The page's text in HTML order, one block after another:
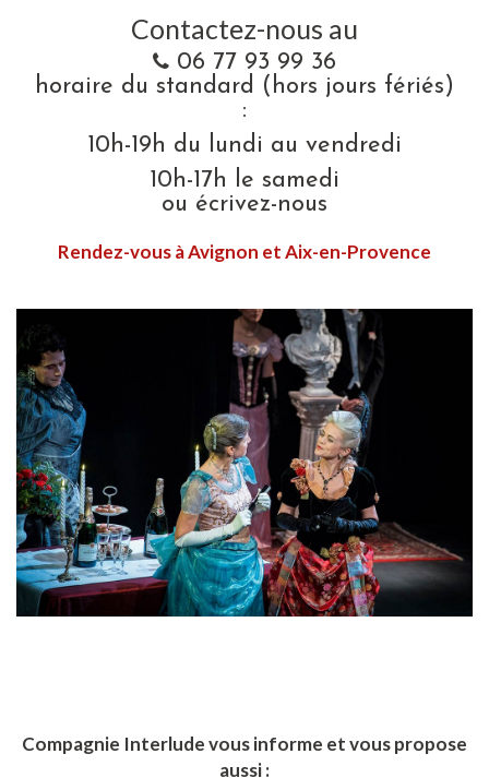
Contactez-nous au
06 77 93 99 36
horaire du standard (hors jours fériés)
:
10h-19h du lundi au vendredi
10h-17h le samedi
ou écrivez-nous
Rendez-vous à Avignon et Aix-en-Provence
Compagnie Interlude vous informe et vous propose
aussi :